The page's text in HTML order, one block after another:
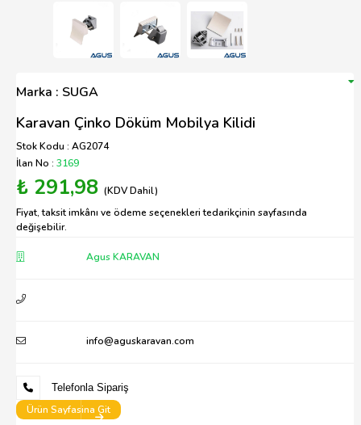
Marka : SUGA
Karavan Çinko Döküm Mobilya Kilidi
Stok Kodu : AG2074
İlan No : 3169
₺ 291,98 (KDV Dahil)
Fiyat, taksit imkânı ve ödeme seçenekleri tedarikçinin sayfasında
değişebilir.
Agus KARAVAN
info@aguskaravan.com
Telefonla Sipariş
Ürün Sayfasina Git